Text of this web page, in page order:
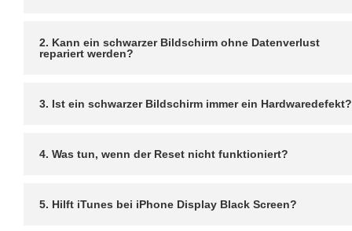
2. Kann ein schwarzer Bildschirm ohne Datenverlust
repariert werden?
3. Ist ein schwarzer Bildschirm immer ein Hardwaredefekt?
4. Was tun, wenn der Reset nicht funktioniert?
5. Hilft iTunes bei iPhone Display Black Screen?